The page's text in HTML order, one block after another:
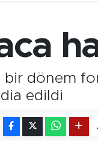
0.76
dönem
edildi